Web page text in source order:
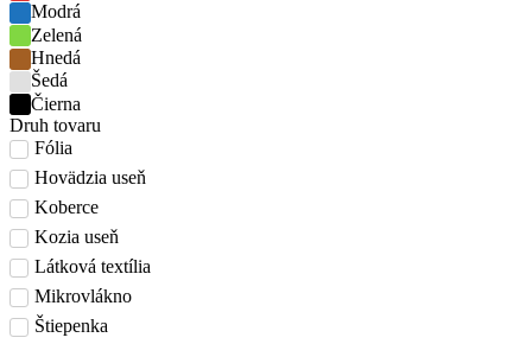
Modrá
Zelená
Hnedá
Šedá
Čierna
Druh tovaru
Fólia
Hovädzia useň
Koberce
Kozia useň
Látková textília
Mikrovlákno
Štiepenka